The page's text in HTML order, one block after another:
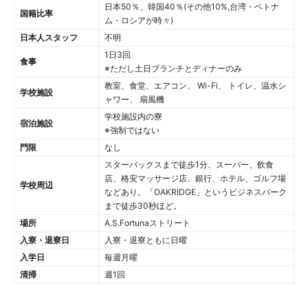
国籍比率
日本50％、韓国40％(その他10%,台湾・ベトナ
ム・ロシアが時々)
日本人スタッフ
不明
食事
1日3回
※ただし土日ブランチとディナーのみ
学校施設
教室、食堂、エアコン、 Wi-Fi、 トイレ、温水シ
ャワー、 扇風機
宿泊施設
学校施設内の寮
※強制ではない
門限
なし
学校周辺
スターバックスまで徒歩1分、スーパー、飲食
店、格安マッサージ店、銀行、ホテル、ゴルフ場
などあり。「OAKRIDGE」というビジネスパーク
まで徒歩30秒ほど。
場所
A.S.Fortunaストリート
入寮・退寮日
入寮・退寮ともに日曜
入学日
毎週月曜
清掃
週1回